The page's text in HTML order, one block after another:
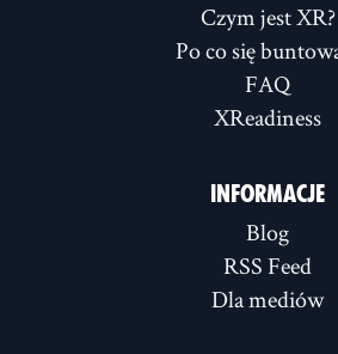
Czym jest XR?
Po co się
FAQ
XReadiness
INFORMACJE
Blog
RSS Feed
Dla mediów